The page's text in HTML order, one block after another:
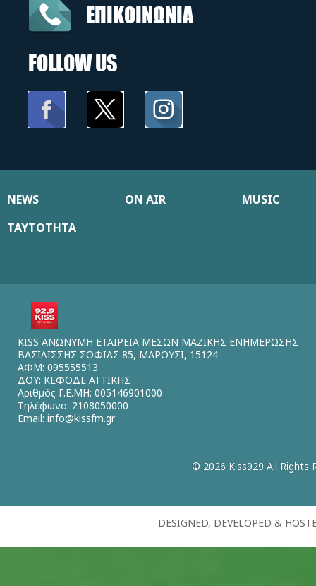
ΕΠΙΚΟΙΝΩΝΙΑ
FOLLOW US
NEWS ON AIR
MUSIC
ΤΑΥΤΟΤΗΤΑ
KISS ΑΝΩΝΥΜΗ ΕΤΑΙΡΕΙΑ ΜΕΣΩΝ ΜΑΖΙΚΗΣ ΕΝΗΜΕΡΩΣΗΣ
ΒΑΣΙΛΙΣΣΗΣ ΣΟΦΙΑΣ 85, ΜΑΡΟΥΣΙ, 15124
ΑΦΜ: 095555513
ΔΟΥ: ΚΕΦΟΔΕ ΑΤΤΙΚΗΣ
Αριθμός Γ.Ε.ΜΗ: 005146901000
Τηλέφωνο: 2108050000
Email: info@kissfm.gr
© 2026 Kiss929 All Rights
DESIGNED, DEVELOPED &